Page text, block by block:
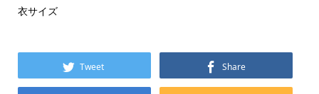
衣サイズ
Tweet Share